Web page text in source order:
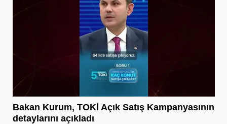
Bakan Kurum, TOKİ Açık Satış Kampanyasının
detaylarını açıkladı